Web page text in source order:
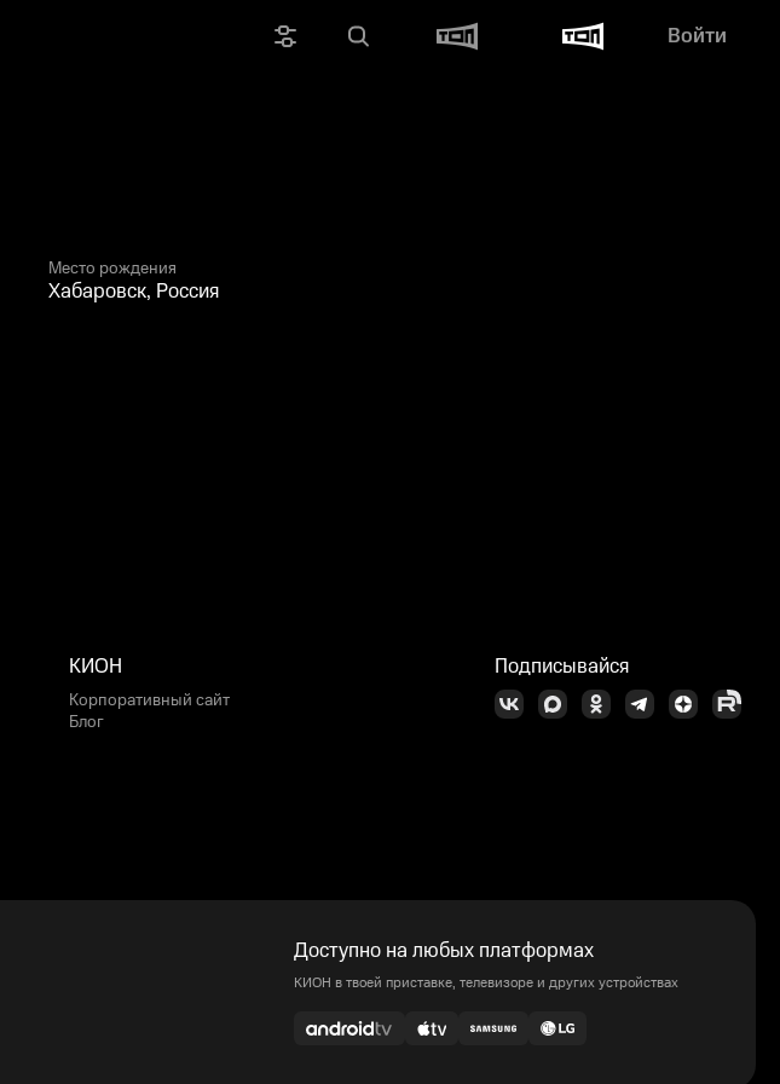
Войти
Место рождения
Хабаровск, Россия
КИОН
Корпоративный сайт
Блог
Подписывайся
Доступно на любых платформах
КИОН в твоей приставке, телевизоре и других устройствах